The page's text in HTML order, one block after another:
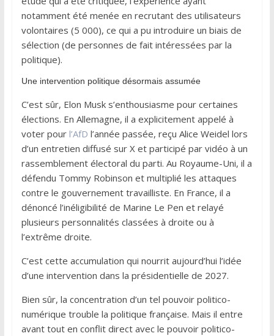
notamment été menée en recrutant des utilisateurs
volontaires (5 000), ce qui a pu introduire un biais de
sélection (de personnes de fait intéressées par la
politique).
Une intervention politique désormais assumée
C’est sûr, Elon Musk s’enthousiasme pour certaines
élections. En Allemagne, il a explicitement appelé à
voter pour l’AfD l’année passée, reçu Alice Weidel lors
d’un entretien diffusé sur X et participé par vidéo à un
rassemblement électoral du parti. Au Royaume-Uni, il a
défendu Tommy Robinson et multiplié les attaques
contre le gouvernement travailliste. En France, il a
dénoncé l’inéligibilité de Marine Le Pen et relayé
plusieurs personnalités classées à droite ou à
l’extrême droite.
C’est cette accumulation qui nourrit aujourd’hui l’idée
d’une intervention dans la présidentielle de 2027.
Bien sûr, la concentration d’un tel pouvoir politico-
numérique trouble la politique française. Mais il entre
avant tout en conflit direct avec le pouvoir politico-